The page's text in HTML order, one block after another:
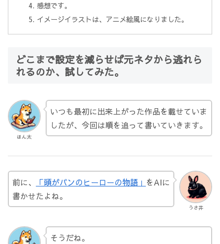
感想です。
イメージイラストは、アニメ絵風になりました。
どこまで設定を減らせば元ネタから逃れら
れるのか、試してみた。
ほん太
いつも最初に出来上がった作品を載せていま
したが、今回は順を追って書いていきます。
うさ井
前に、 「頭がパンのヒーローの物語」 をAIに
書かせたよね。
そうだね。